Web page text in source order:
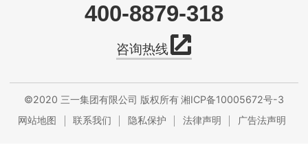
400-8879-318
咨询热线
©2020 三一集团有限公司 版权所有湘ICP备10005672号-3
网站地图
联系我们 隐私保护 法律声明 广告法声明